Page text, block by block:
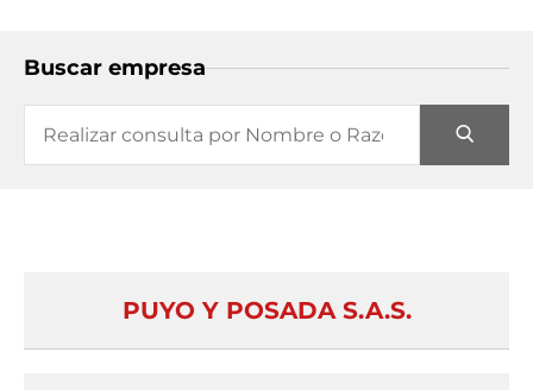
Buscar empresa
PUYO Y POSADA S.A.S.